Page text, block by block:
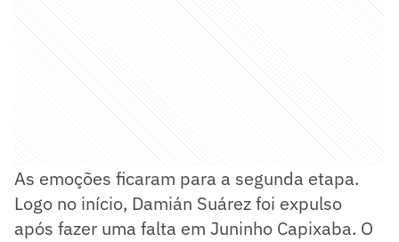
As emoções ficaram para a segunda etapa.
Logo no início, Damián Suárez foi expulso
após fazer uma falta em Juninho Capixaba. O